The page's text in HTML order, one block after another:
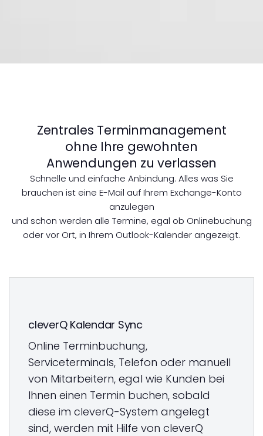
Zentrales Terminmanagement
ohne Ihre gewohnten
Anwendungen zu verlassen
Schnelle und einfache Anbindung. Alles was Sie
brauchen ist eine E-Mail auf Ihrem Exchange-Konto
anzulegen
und schon werden alle Termine, egal ob Onlinebuchung
oder vor Ort, in Ihrem Outlook-Kalender angezeigt.
cleverQ Kalendar Sync
Online Terminbuchung,
Serviceterminals, Telefon oder manuell
von Mitarbeitern, egal wie Kunden bei
Ihnen einen Termin buchen, sobald
diese im cleverQ-System angelegt
sind, werden mit Hilfe von cleverQ